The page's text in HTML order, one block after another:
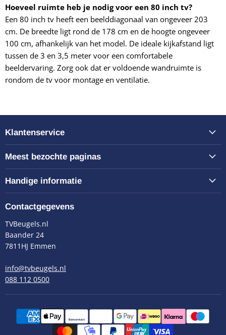
Hoeveel ruimte heb je nodig voor een 80 inch tv?
Een 80 inch tv heeft een beelddiagonaal van ongeveer 203
cm. De breedte ligt rond de 178 cm en de hoogte ongeveer
100 cm, afhankelijk van het model. De ideale kijkafstand ligt
tussen de 3 en 3,5 meter voor een comfortabele
beeldervaring. Zorg ook dat er voldoende wandruimte is
rondom de tv voor montage en ventilatie.
Klantenservice
Meest bezochte paginas
Handige informatie
Contactgegevens
TVBeugels.nl
Baander 24
7811HJ Emmen
info@tvbeugels.nl
088 112 0500